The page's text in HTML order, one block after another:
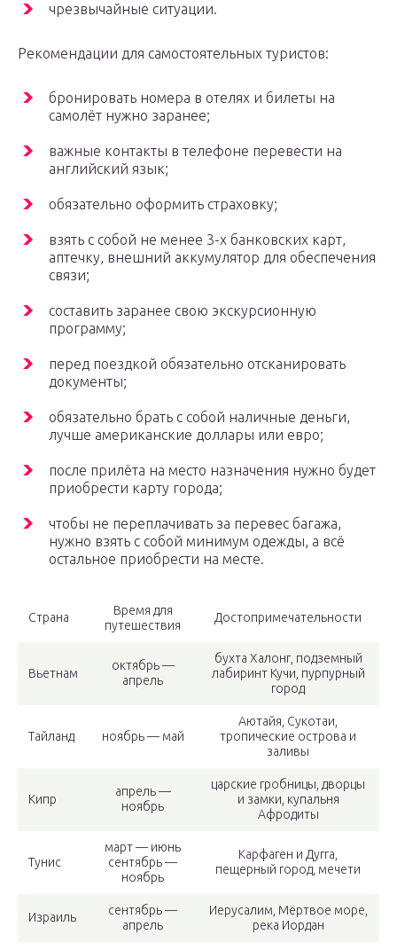
чрезвычайные ситуации.
Рекомендации для самостоятельных туристов:
бронировать номера в отелях и билеты на
самолёт нужно заранее;
важные контакты в телефоне перевести на
английский язык;
обязательно оформить страховку;
взять с собой не менее 3-х банковских карт,
аптечку, внешний аккумулятор для обеспечения
связи;
составить заранее свою экскурсионную
программу;
перед поездкой обязательно отсканировать
документы;
обязательно брать с собой наличные деньги,
лучше американские доллары или евро;
после прилёта на место назначения нужно будет
приобрести карту города;
чтобы не переплачивать за перевес багажа,
нужно взять с собой минимум одежды, а всё
остальное приобрести на месте.
Страна
Время для
путешествия
Достопримечательности
Вьетнам
октябрь —
апрель
бухта Халонг, подземный
лабиринт Кучи, пурпурный
город
Тайланд ноябрь — май
Аютайя, Сукотаи,
тропические острова и
заливы
Кипр
апрель —
ноябрь
царские гробницы, дворцы
и замки, купальня
Афродиты
Тунис
март — июнь
сентябрь —
ноябрь
Карфаген и Дугга,
пещерный город, мечети
Израиль
сентябрь —
апрель
Иерусалим, Мёртвое море,
река Иордан